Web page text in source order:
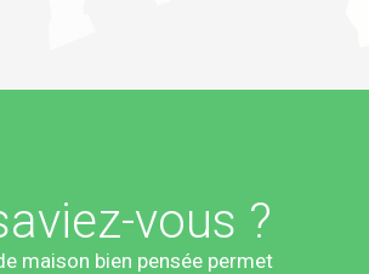
vous ?
maison bien pensée permet